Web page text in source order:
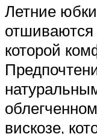
Летние
отшиваются
которой
вискозе,